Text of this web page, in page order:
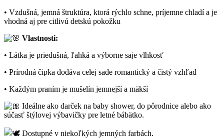
• Vzdušná, jemná štruktúra, ktorá rýchlo schne, príjemne chladí a je
vhodná aj pre citlivú detskú pokožku
Vlastnosti:
• Látka je priedušná, ľahká a výborne saje vlhkosť
• Prírodná čipka dodáva celej sade romantický a čistý vzhľad
• Každým praním je mušelín jemnejší a mäkší
Ideálne ako darček na baby shower, do pôrodnice alebo ako
súčasť štýlovej výbavičky pre letné bábätko.
Dostupné v niekoľkých jemných farbách.